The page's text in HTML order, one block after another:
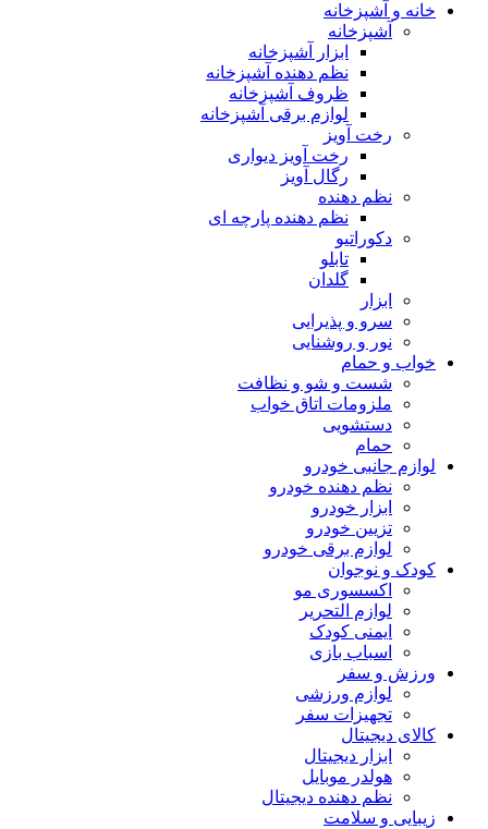
خانه و آشپزخانه
آشپزخانه
ابزار آشپزخانه
نظم دهنده آشپزخانه
ظروف آشپزخانه
لوازم برقی آشپزخانه
رخت آویز
رخت آویز دیواری
رگال آویز
نظم دهنده
نظم دهنده پارچه ای
دکوراتیو
تابلو
گلدان
ابزار
سرو و پذیرایی
نور و روشنایی
خواب و حمام
شست و شو و نظافت
ملزومات اتاق خواب
دستشویی
حمام
لوازم جانبی خودرو
نظم دهنده خودرو
ابزار خودرو
تزیین خودرو
لوازم برقی خودرو
کودک و نوجوان
اکسسوری مو
لوازم التحریر
ایمنی کودک
اسباب بازی
ورزش و سفر
لوازم ورزشی
تجهیزات سفر
کالای دیجیتال
ابزار دیجیتال
هولدر موبایل
نظم دهنده دیجیتال
زیبایی و سلامت